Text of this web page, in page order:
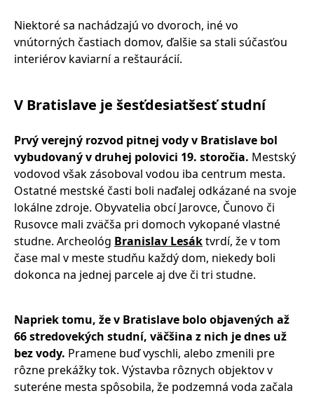
Niektoré sa nachádzajú vo dvoroch, iné vo
vnútorných častiach domov, ďalšie sa stali súčasťou
interiérov kaviarní a reštaurácií.
V Bratislave je šesťdesiatšesť studní
Prvý verejný rozvod pitnej vody v Bratislave bol
vybudovaný v druhej polovici 19. storočia. Mestský
vodovod však zásoboval vodou iba centrum mesta.
Ostatné mestské časti boli naďalej odkázané na svoje
lokálne zdroje. Obyvatelia obcí Jarovce, Čunovo či
Rusovce mali zväčša pri domoch vykopané vlastné
studne. Archeológ Branislav Lesáktvrdí, že v tom
čase mal v meste studňu každý dom, niekedy boli
dokonca na jednej parcele aj dve či tri studne.
Napriek tomu, že v Bratislave bolo objavených až
66 stredovekých studní, väčšina z nich je dnes už
bez vody. Pramene buď vyschli, alebo zmenili pre
rôzne prekážky tok. Výstavba rôznych objektov v
suteréne mesta spôsobila, že podzemná voda začala